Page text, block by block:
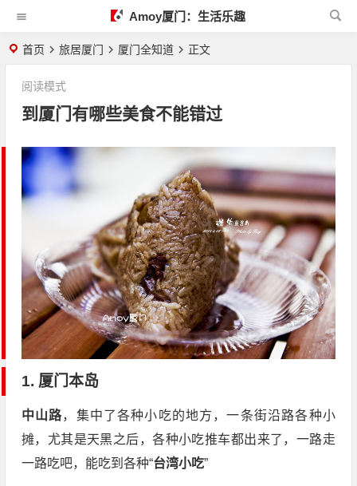
Amoy厦门：生活乐趣
首页 旅居厦门 厦门全知道 正文
到厦门有哪些美食不能错过
阅读模式
1. 厦门本岛
中山路，集中了各种小吃的地方，一条街沿路各种小
摊，尤其是天黑之后，各种小吃推车都出来了，一路走
一路吃吧，能吃到各种“台湾小吃”